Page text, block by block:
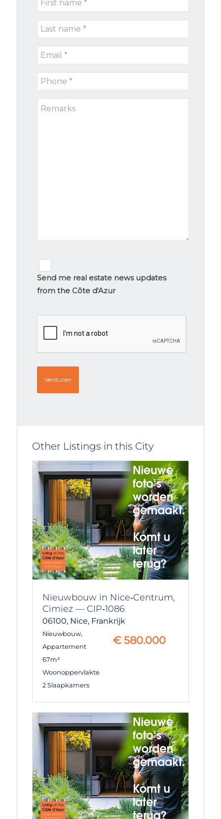
type
name
Last
name
Email
*
Phone
*
Remarks
signup
Send me real estate news updates
from the Côte d'Azur
Other Listings in this City
Nieuwbouw in Nice‑Centrum,
Cimiez — CIP‑1086
06100, Nice, Frankrijk
Nieuwbouw,
Appartement
67m²
Woonoppervlakte
2 Slaapkamers
€ 580.000